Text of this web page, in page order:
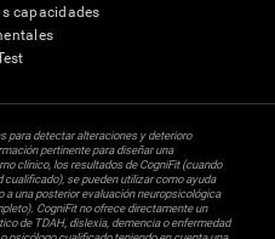
capacidades
para detectar alteraciones y deterioro
pertinente para diseñar una
clínico, los resultados de CogniFit (cuando
cualificado), se pueden utilizar como ayuda
a una posterior evaluación neuropsicológica
CogniFit no ofrece directamente un
de TDAH, dislexia, demencia o enfermedad